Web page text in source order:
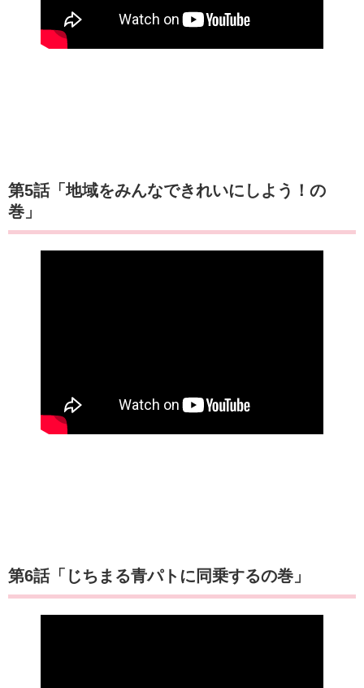
第5話「地域をみんなできれいにしよう！の
巻」
第6話「じちまる青パトに同乗するの巻」